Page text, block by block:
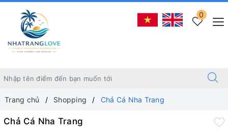
0
Trang chủ Shopping Chả Cá Nha Trang
Chả Cá Nha Trang